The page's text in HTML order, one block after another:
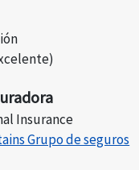
Insurance
Grupo de seguros